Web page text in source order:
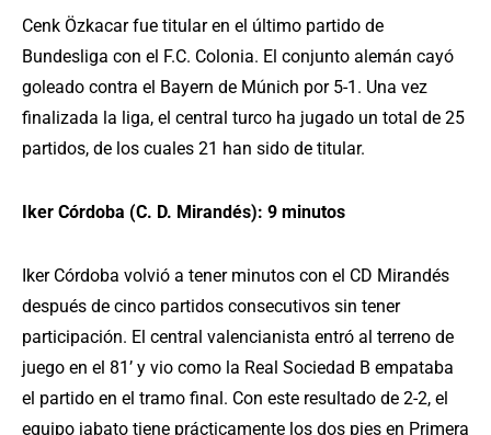
Cenk Özkacar fue titular en el último partido de
Bundesliga con el F.C. Colonia. El conjunto alemán cayó
goleado contra el Bayern de Múnich por 5-1. Una vez
finalizada la liga, el central turco ha jugado un total de 25
partidos, de los cuales 21 han sido de titular.
Iker Córdoba (C. D. Mirandés): 9 minutos
Iker Córdoba volvió a tener minutos con el CD Mirandés
después de cinco partidos consecutivos sin tener
participación. El central valencianista entró al terreno de
juego en el 81’ y vio como la Real Sociedad B empataba
el partido en el tramo final. Con este resultado de 2-2, el
equipo jabato tiene prácticamente los dos pies en Primera